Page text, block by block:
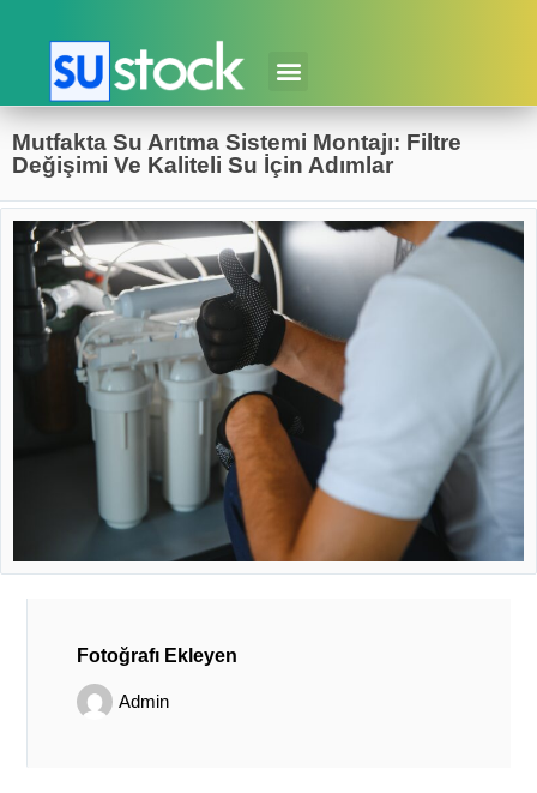
Mutfakta Su Arıtma Sistemi Montajı: Filtre
Değişimi Ve Kaliteli Su İçin Adımlar
Fotoğrafı Ekleyen
Admin